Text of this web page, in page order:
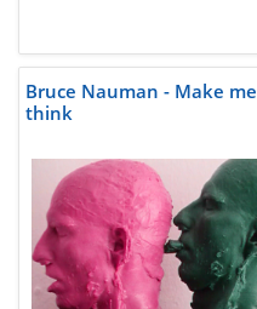
Bruce Nauman - Make me
think